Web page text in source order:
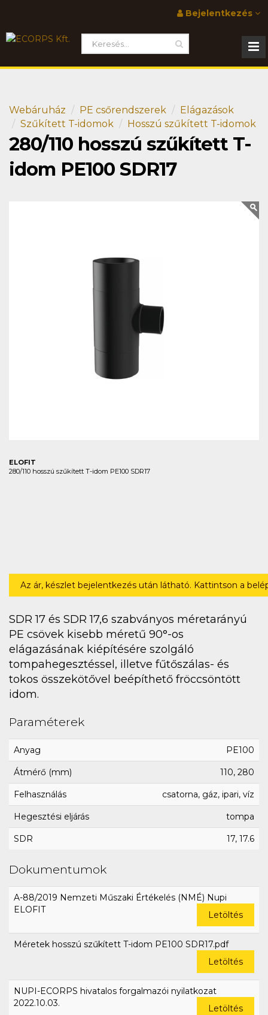
Bejelentkezés
Webáruház PE csőrendszerek
Elágazások
Szűkített T-idomok
Hosszú szűkített T-idomok
280/110 hosszú szűkített T-
idom PE100 SDR17
ELOFIT
280/110 hosszú szűkített T-idom PE100 SDR17
Az ár, készlet bejelentkezés után látható. Kattintson a
SDR 17 és SDR 17,6 szabványos méretarányú
PE csövek kisebb méretű 90°-os
elágazásának kiépítésére szolgáló
tompahegesztéssel, illetve fűtőszálas- és
tokos összekötővel beépíthető fröccsöntött
idom.
Paraméterek
Anyag PE100
Átmérő (mm) 110, 280
Felhasználás csatorna, gáz, ipari, víz
Hegesztési eljárás tompa
SDR 17, 17.6
Dokumentumok
A-88/2019 Nemzeti Műszaki Értékelés (NMÉ) Nupi
ELOFIT
Letöltés
Méretek hosszú szűkített T-idom PE100 SDR17.pdf
Letöltés
NUPI-ECORPS hivatalos forgalmazói nyilatkozat
2022.10.03.
Letöltés